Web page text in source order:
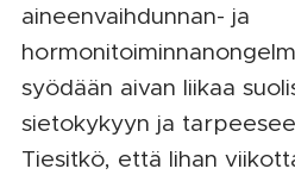
aineenvaihdunnan- ja
syödään aivan liikaa
sietokykyyn ja
Tiesitkö, että lihan